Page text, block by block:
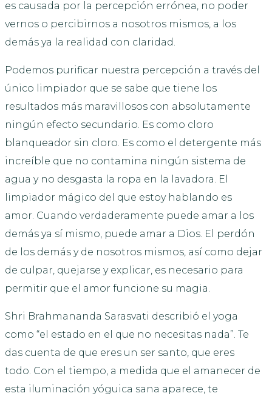
es causada por la percepción errónea, no poder
vernos o percibirnos a nosotros mismos, a los
demás ya la realidad con claridad.
Podemos purificar nuestra percepción a través del
único limpiador que se sabe que tiene los
resultados más maravillosos con absolutamente
ningún efecto secundario. Es como cloro
blanqueador sin cloro. Es como el detergente más
increíble que no contamina ningún sistema de
agua y no desgasta la ropa en la lavadora. El
limpiador mágico del que estoy hablando es
amor. Cuando verdaderamente puede amar a los
demás ya sí mismo, puede amar a Dios. El perdón
de los demás y de nosotros mismos, así como dejar
de culpar, quejarse y explicar, es necesario para
permitir que el amor funcione su magia.
Shri Brahmananda Sarasvati describió el yoga
como “el estado en el que no necesitas nada”. Te
das cuenta de que eres un ser santo, que eres
todo. Con el tiempo, a medida que el amanecer de
esta iluminación yóguica sana aparece, te